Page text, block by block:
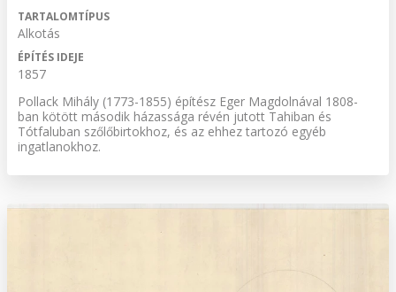
TARTALOMTÍPUS
Alkotás
ÉPÍTÉS IDEJE
1857
Pollack Mihály (1773-1855) építész Eger Magdolnával 1808-
ban kötött második házassága révén jutott Tahiban és
Tótfaluban szőlőbirtokhoz, és az ehhez tartozó egyéb
ingatlanokhoz.